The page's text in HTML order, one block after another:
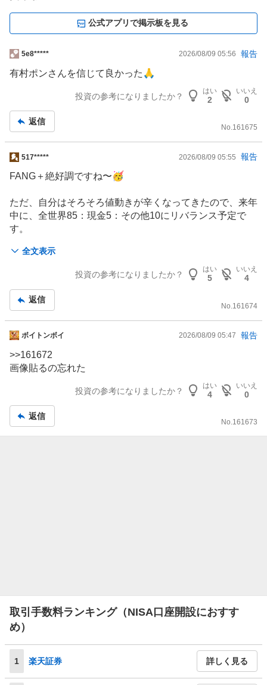
公式アプリで掲示板を見る
掲
示
板
5e8***** 2026/08/09 05:56 報告
有村ポンさんを信じて良かった🙏
投資の参考になりましたか？
はい
2
いいえ
0
返信
No.161675
掲
示
記
事
517***** 2026/08/09 05:55 報告
全文表示
FANG＋絶好調ですね〜🥳
ただ、自分はそろそろ値動きが辛くなってきたので、来年
中に、全世界85：現金5：その他10にリバランス予定で
す。
FANG＋やAI関連はまだまだ伸びると思いますが、ボラが
大きくて平穏な生活が送れません😂
投資の参考になりましたか？
はい
5
いいえ
4
返信
No. 161674
掲
板
記
ボイトンボイ 2026/08/09 05:47 報告
>>161672
画像貼るの忘れた
投資の参考になりましたか？
はい
4
いいえ
0
返信
No.161673
取引手数料ランキング（NISA口座開設におすす
め）
1 楽天証券 詳しく見る